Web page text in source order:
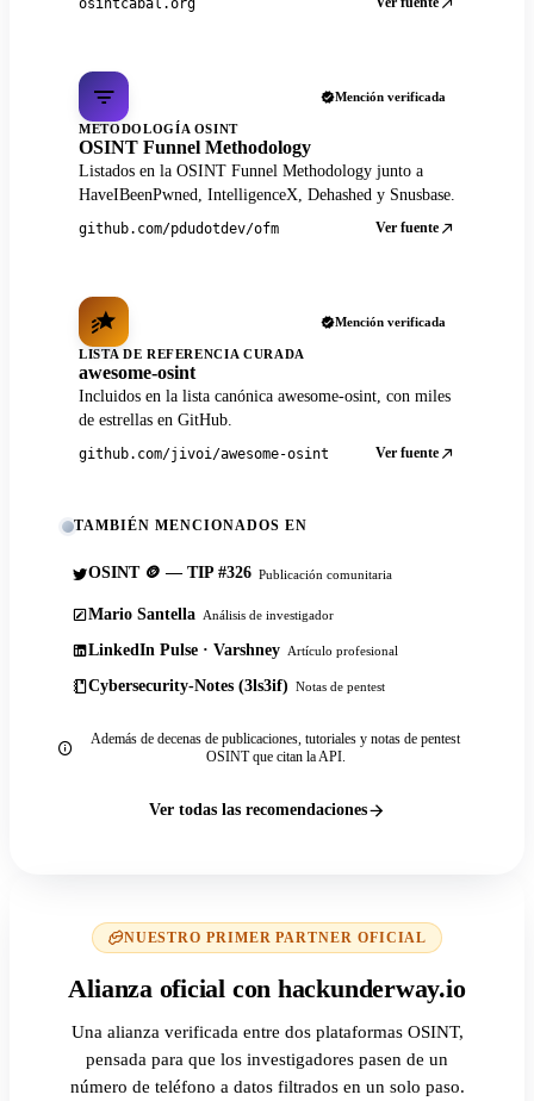
Mención verificada
METODOLOGÍA OSINT
OSINT Funnel Methodology
Listados en la OSINT Funnel Methodology junto a
HaveIBeenPwned, IntelligenceX, Dehashed y Snusbase.
github.com/pdudotdev/ofm Ver fuente
Mención verificada
LISTA DE REFERENCIA CURADA
awesome-osint
Incluidos en la lista canónica awesome-osint, con miles
de estrellas en GitHub.
github.com/jivoi/awesome-osint Ver fuente
TAMBIÉN MENCIONADOS EN
OSINT 🪙 — TIP #326 Publicación comunitaria
Mario Santella Análisis de investigador
LinkedIn Pulse · Varshney Artículo profesional
Cybersecurity-Notes (3ls3if) Notas de pentest
Además de decenas de publicaciones, tutoriales y notas de pentest
OSINT que citan la API.
Ver todas las recomendaciones
NUESTRO PRIMER PARTNER OFICIAL
Alianza oficial con hackunderway.io
Una alianza verificada entre dos plataformas OSINT,
pensada para que los investigadores pasen de un
número de teléfono a datos filtrados en un solo paso.